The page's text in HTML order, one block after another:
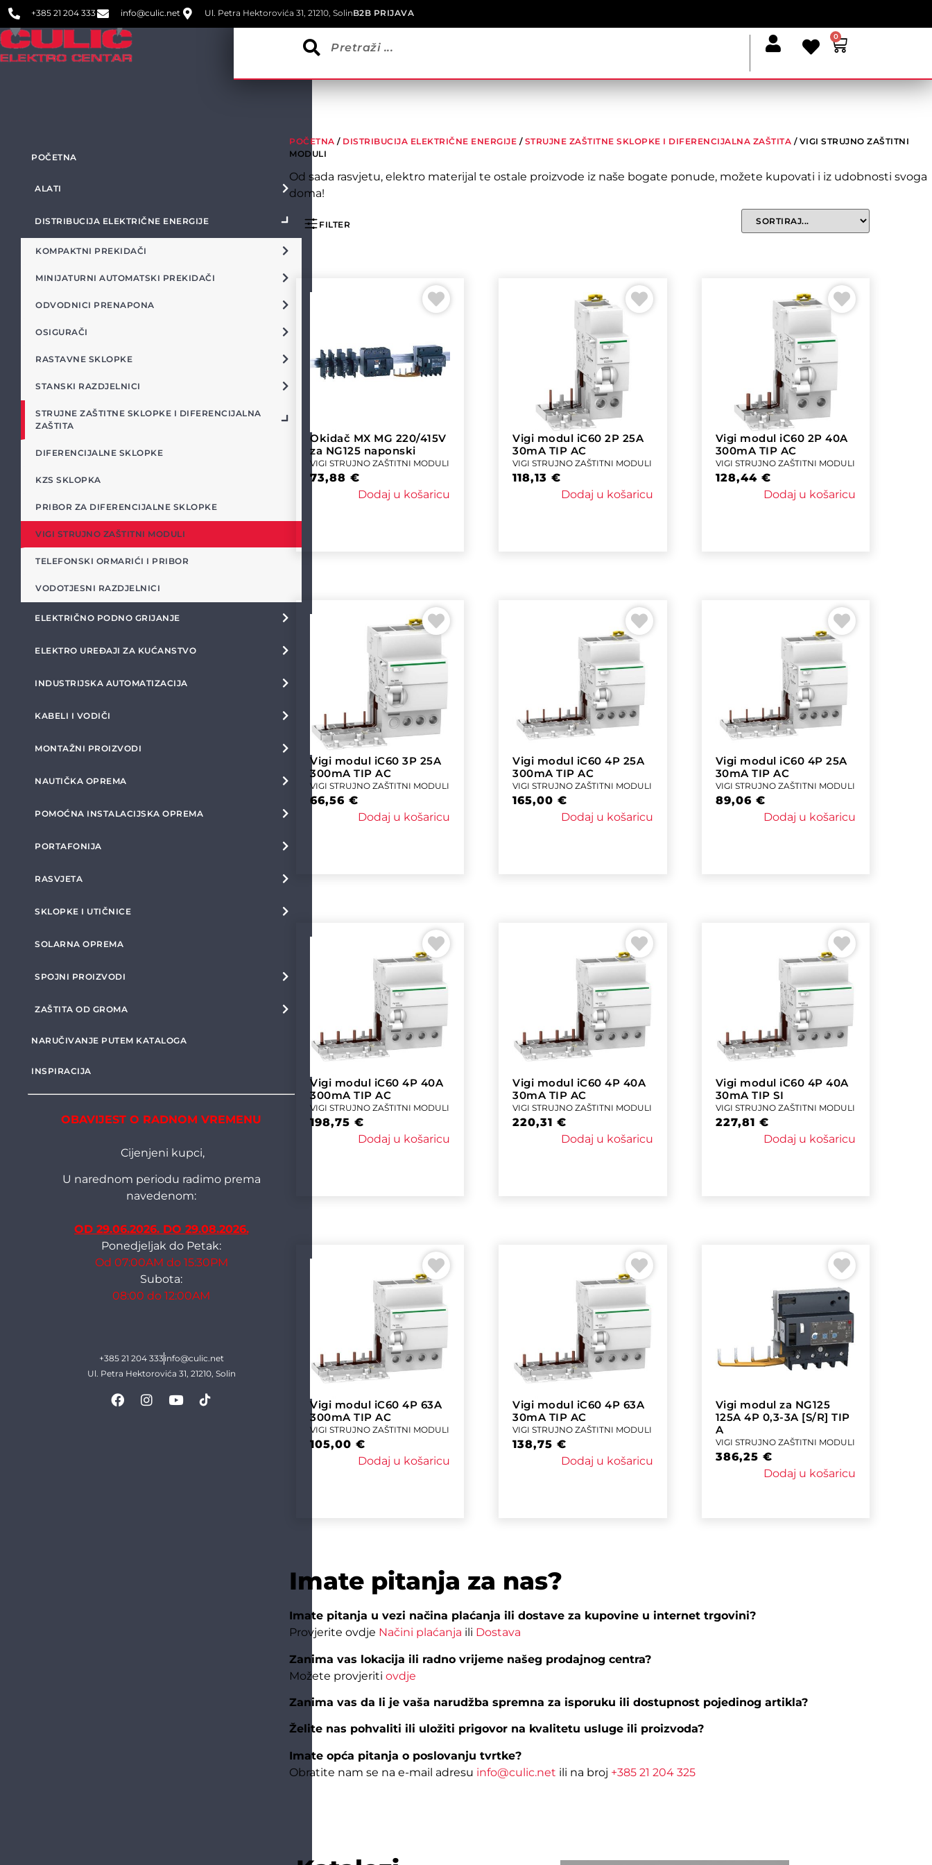
+385 21 204 333 info@culic.net Ul. Petra Hektorovića 31, 21210, SolinB2B PRIJAVA
0
POČETNA
ALATI
DISTRIBUCIJA ELEKTRIČNE ENERGIJE
KOMPAKTNI PREKIDAČI
MINIJATURNI AUTOMATSKI PREKIDAČI
ODVODNICI PRENAPONA
OSIGURAČI
RASTAVNE SKLOPKE
STANSKI RAZDJELNICI
STRUJNE ZAŠTITNE SKLOPKE I DIFERENCIJALNA
ZAŠTITA
DIFERENCIJALNE SKLOPKE
KZS SKLOPKA
PRIBOR ZA DIFERENCIJALNE SKLOPKE
VIGI STRUJNO ZAŠTITNI MODULI
TELEFONSKI ORMARIĆI I PRIBOR
VODOTJESNI RAZDJELNICI
ELEKTRIČNO PODNO GRIJANJE
ELEKTRO UREĐAJI ZA KUĆANSTVO
INDUSTRIJSKA AUTOMATIZACIJA
KABELI I VODIČI
MONTAŽNI PROIZVODI
NAUTIČKA OPREMA
POMOĆNA INSTALACIJSKA OPREMA
PORTAFONIJA
RASVJETA
SKLOPKE I UTIČNICE
SOLARNA OPREMA
SPOJNI PROIZVODI
ZAŠTITA OD GROMA
NARUČIVANJE PUTEM KATALOGA
INSPIRACIJA
OBAVIJEST O RADNOM VREMENU
Cijenjeni kupci,
U narednom periodu radimo prema
navedenom:
OD 29.06.2026. DO 29.08.2026.
Ponedjeljak do Petak:
Od 07:00AM do 15:30PM
Subota:
08:00 do 12:00AM
+385 21 204 333info@culic.net
Ul. Petra Hektorovića 31, 21210, Solin
POČETNA / DISTRIBUCIJA ELEKTRIČNE ENERGIJE / STRUJNE ZAŠTITNE SKLOPKE I DIFERENCIJALNA ZAŠTITA / VIGI STRUJNO ZAŠTITNI
MODULI
Od sada rasvjetu, elektro materijal te ostale proizvode iz naše bogate ponude, možete kupovati i iz udobnosti svoga
doma!
FILTER
Okidač MX MG 220/415V
za NG125 naponski
VIGI STRUJNO ZAŠTITNI MODULI
73,88€
Dodaj u košaricu
Vigi modul iC60 2P 25A
30mA TIP AC
VIGI STRUJNO ZAŠTITNI MODULI
118,13€
Dodaj u košaricu
Vigi modul iC60 2P 40A
300mA TIP AC
VIGI STRUJNO ZAŠTITNI MODULI
128,44 €
Dodaj u košaricu
Vigi modul iC60 3P 25A
300mA TIP AC
VIGI STRUJNO ZAŠTITNI MODULI
66,56€
Dodaj u košaricu
Vigi modul iC60 4P 25A
300mA TIP AC
VIGI STRUJNO ZAŠTITNI MODULI
165,00€
Dodaj u košaricu
Vigi modul iC60 4P 25A
30mA TIP AC
VIGI STRUJNO ZAŠTITNI MODULI
89,06 €
Dodaj u košaricu
Vigi modul iC60 4P 40A
300mA TIP AC
VIGI STRUJNO ZAŠTITNI MODULI
198,75€
Dodaj u košaricu
Vigi modul iC60 4P 40A
30mA TIP AC
VIGI STRUJNO ZAŠTITNI MODULI
220,31€
Dodaj u košaricu
Vigi modul iC60 4P 40A
30mA TIP SI
VIGI STRUJNO ZAŠTITNI MODULI
227,81 €
Dodaj u košaricu
Vigi modul iC60 4P 63A
300mA TIP AC
VIGI STRUJNO ZAŠTITNI MODULI
105,00€
Dodaj u košaricu
Vigi modul iC60 4P 63A
30mA TIP AC
VIGI STRUJNO ZAŠTITNI MODULI
138,75€
Dodaj u košaricu
Vigi modul za NG125
125A 4P 0,3-3A [S/R] TIP
A
VIGI STRUJNO ZAŠTITNI MODULI
386,25 €
Dodaj u košaricu
Imate pitanja za nas?
Imate pitanja u vezi načina plaćanja ili dostave za kupovine u internet trgovini?
Provjerite ovdje Načini plaćanja ili Dostava
Zanima vas lokacija ili radno vrijeme našeg prodajnog centra?
Možete provjeritiovdje
Zanima vas da li je vaša narudžba spremna za isporuku ili dostupnost pojedinog artikla?
Želite nas pohvaliti ili uložiti prigovor na kvalitetu usluge ili proizvoda?
Imate opća pitanja o poslovanju tvrtke?
Obratite nam se na e-mail adresu info@culic.net ili na broj +385 21 204 325